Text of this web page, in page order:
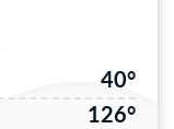
40°
126°